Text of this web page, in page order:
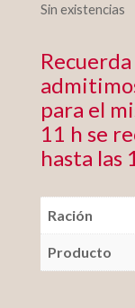
Sin existencias
para el
11 h se
hasta las
Ración
Producto